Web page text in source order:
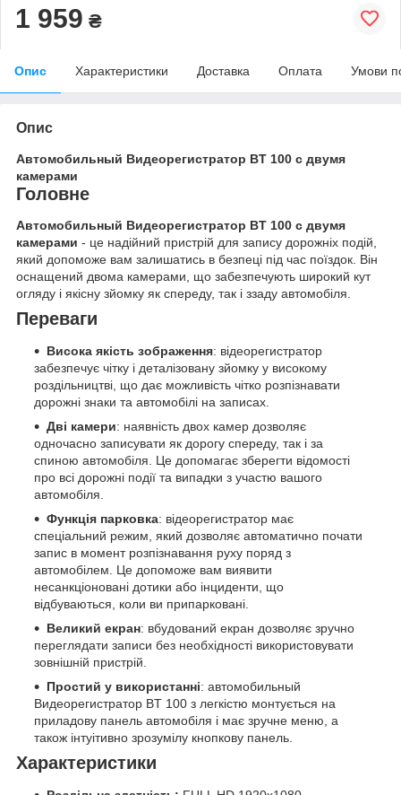
1 959 ₴
Опис Характеристики Доставка Оплата Умови
Опис
Автомобильный Видеорегистратор BT 100 с двумя
камерами
Головне
Автомобильный Видеорегистратор BT 100 с двумя
камерами - це надійний пристрій для запису дорожніх подій,
який допоможе вам залишатись в безпеці під час поїздок. Він
оснащений двома камерами, що забезпечують широкий кут
огляду і якісну зйомку як спереду, так і ззаду автомобіля.
Переваги
Висока якість зображення: відеорегистратор
забезпечує чітку і деталізовану зйомку у високому
роздільництві, що дає можливість чітко розпізнавати
дорожні знаки та автомобілі на записах.
Дві камери: наявність двох камер дозволяє
одночасно записувати як дорогу спереду, так і за
спиною автомобіля. Це допомагає зберегти відомості
про всі дорожні події та випадки з участю вашого
автомобіля.
Функція парковка: відеорегистратор має
спеціальний режим, який дозволяє автоматично почати
запис в момент розпізнавання руху поряд з
автомобілем. Це допоможе вам виявити
несанкціоновані дотики або інциденти, що
відбуваються, коли ви припарковані.
Великий екран: вбудований екран дозволяє зручно
переглядати записи без необхідності використовувати
зовнішній пристрій.
Простий у використанні: автомобильный
Видеорегистратор BT 100 з легкістю монтується на
приладову панель автомобіля і має зручне меню, а
також інтуітивно зрозумілу кнопкову панель.
Характеристики